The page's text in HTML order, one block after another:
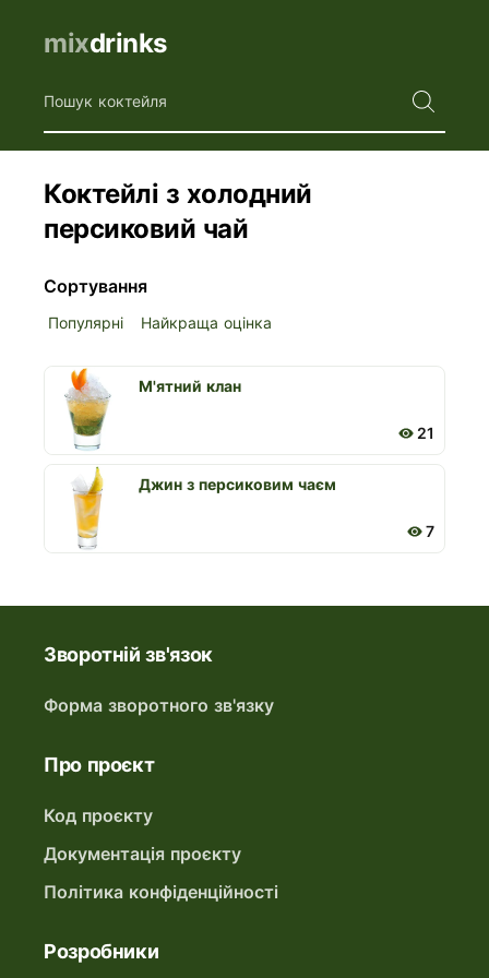
mixdrinks
Пошук коктейля
Коктейлі з холодний
персиковий чай
Сортування
Популярні Найкраща оцінка
21
М'ятний клан
7
Джин з персиковим чаєм
Зворотній зв'язок
Форма зворотного зв'язку
Про проєкт
Код проєкту
Документація проєкту
Політика конфіденційності
Розробники